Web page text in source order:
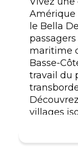
Amérique
le Bella
maritime
Basse-
travail du
villages